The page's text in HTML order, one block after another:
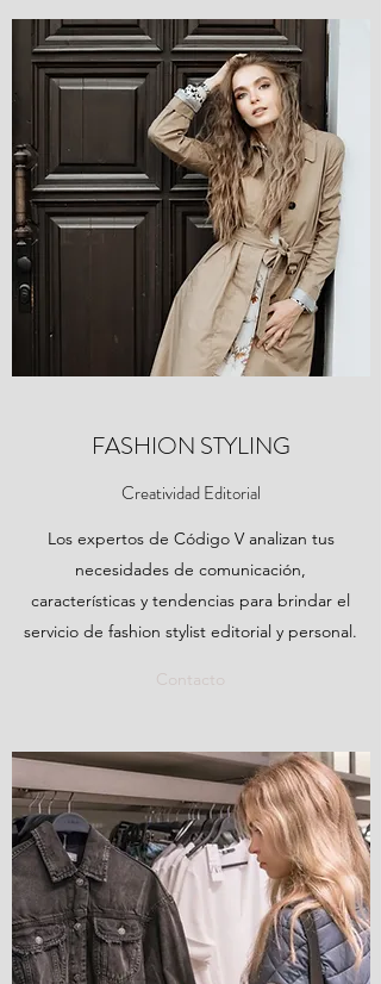
FASHION STYLING
Creatividad Editorial
Los expertos de Código V analizan tus
necesidades de comunicación,
características y tendencias para brindar el
servicio de fashion stylist editorial y personal.
Contacto